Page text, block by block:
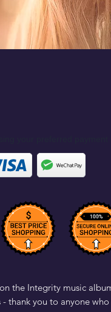
the Integrity music
- thank you to anyone